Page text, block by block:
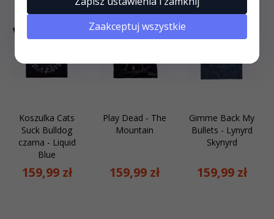
Koszulka Cats
Suck Bulldog
czarna - Liquid
Blue
159,99 zł
Play Dead - The
Mountain
159,99 zł
Gimme Back My
Bullets - Lynyrd
Skynyrd
159,99 zł
Zaakceptuj wszystkie